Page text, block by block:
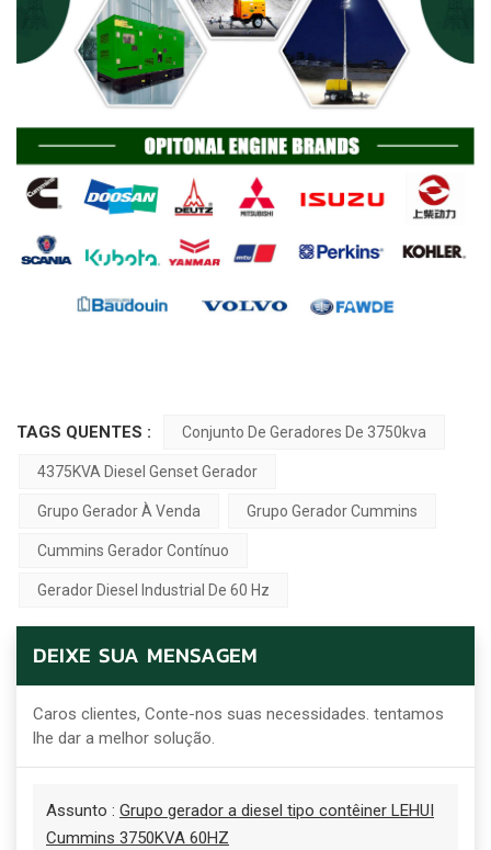
TAGS QUENTES : Conjunto De Geradores De 3750kva
4375KVA Diesel Genset Gerador
Grupo Gerador À Venda Grupo Gerador Cummins
Cummins Gerador Contínuo
Gerador Diesel Industrial De 60 Hz
DEIXE SUA MENSAGEM
Caros clientes, Conte-nos suas necessidades. tentamos
lhe dar a melhor solução.
Assunto : Grupo gerador a diesel tipo contêiner LEHUI
Cummins 3750KVA 60HZ